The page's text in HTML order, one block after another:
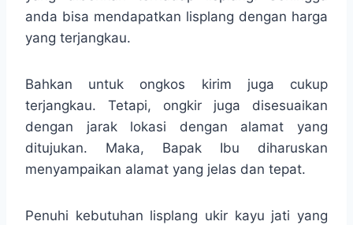
anda bisa mendapatkan lisplang dengan harga
yang terjangkau.
Bahkan untuk ongkos kirim juga cukup
terjangkau. Tetapi, ongkir juga disesuaikan
dengan jarak lokasi dengan alamat yang
ditujukan. Maka, Bapak Ibu diharuskan
menyampaikan alamat yang jelas dan tepat.
Penuhi kebutuhan lisplang ukir kayu jati yang